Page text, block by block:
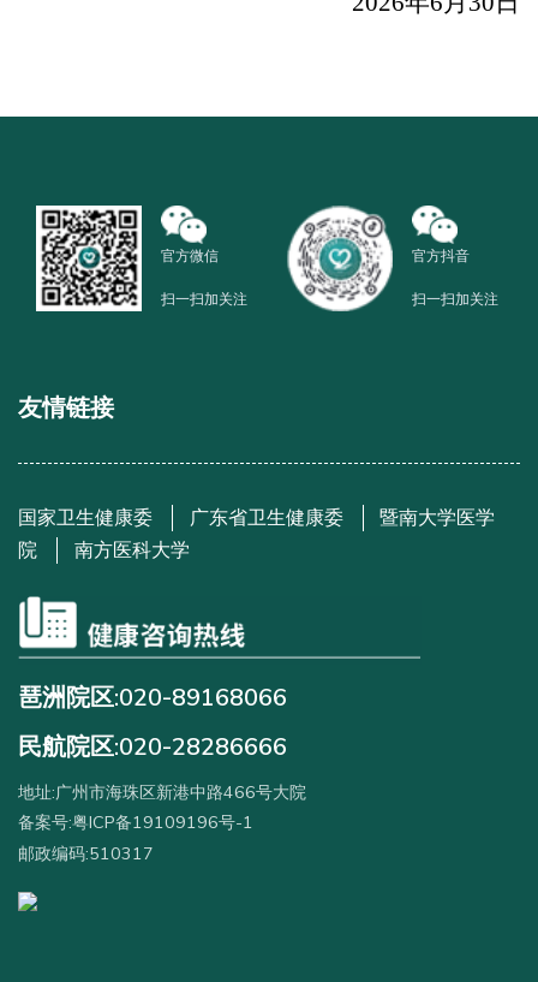
官方微信
扫一扫加关注
官方抖音
扫一扫加关注
友情链接
国家卫生健康委 广东省卫生健康委
暨南大学医学
院
南方医科大学
琶洲院区:020-89168066
民航院区:020-28286666
地址:广州市海珠区新港中路466号大院
备案号:粤ICP备19109196号-1
邮政编码:510317